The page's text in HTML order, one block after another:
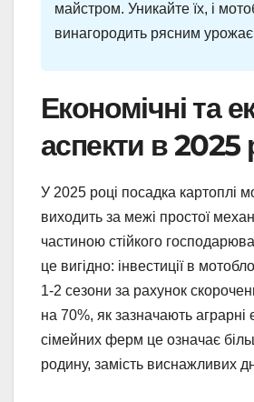
майстром. Уникайте їх, і
винагородить рясним
Економічні та
аспекти в 2025
У 2025 році посадка картоплі
виходить за межі простої
частиною стійкого
це вигідно: інвестиції в
1-2 сезони за рахунок
на 70%, як зазначають аграрні
сімейних ферм це означає
родину, замість виснажливих